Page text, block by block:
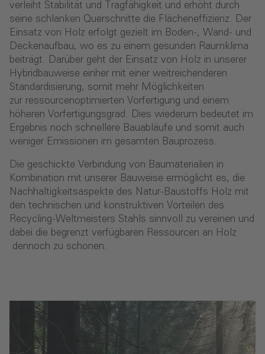
verleiht Stabilität und Tragfähigkeit und erhöht durch
seine schlanken Querschnitte die Flächeneffizienz. Der
Einsatz von Holz erfolgt gezielt im Boden-, Wand- und
Deckenaufbau, wo es zu einem gesunden Raumklima
beiträgt. Darüber geht der Einsatz von Holz in unserer
Hybridbauweise einher mit einer weitreichenderen
Standardisierung, somit mehr Möglichkeiten
zur ressourcenoptimierten Vorfertigung und einem
höheren Vorfertigungsgrad. Dies wiederum bedeutet im
Ergebnis noch schnellere Bauabläufe und somit auch
weniger Emissionen im gesamten Bauprozess.
Die geschickte Verbindung von Baumaterialien in
Kombination mit unserer Bauweise ermöglicht es, die
Nachhaltigkeitsaspekte des Natur-Baustoffs Holz mit
den technischen und konstruktiven Vorteilen des
Recycling-Weltmeisters Stahls sinnvoll zu vereinen und
dabei die begrenzt verfügbaren Ressourcen an Holz
dennoch zu schonen.